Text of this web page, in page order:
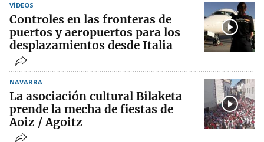
VÍDEOS
Controles en las fronteras de
puertos y aeropuertos para los
desplazamientos desde Italia
NAVARRA
La asociación cultural Bilaketa
prende la mecha de fiestas de
Aoiz / Agoitz